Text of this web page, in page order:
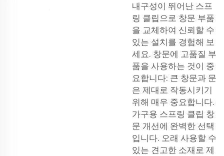
내구성이 뛰어난 스프
링 클립으로 창문 부품
을 교체하여 신뢰할 수
있는 설치를 경험해 보
세요. 창문에 고품질 부
품을 사용하는 것이 중
요합니다: 큰 창문과 문
은 제대로 작동시키기
위해 매우 중요합니다.
가구용 스프링 클립 창
문 개선에 완벽한 선택
입니다. 오래 사용할 수
있는 견고한 소재로 제